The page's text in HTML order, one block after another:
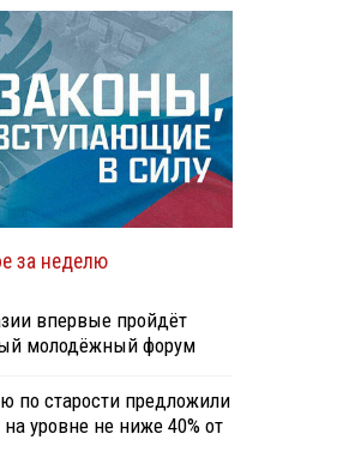
за неделю
впервые пройдёт
молодёжный форум
по старости предложили
уровне не ниже 40% от